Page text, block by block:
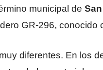
municipal de
GR-296, conocido
diferentes. En los